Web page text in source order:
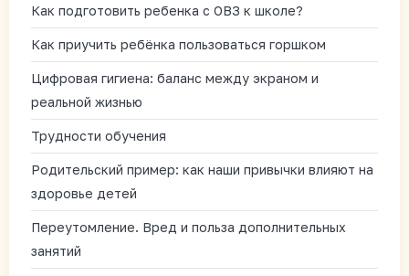
Как подготовить ребенка с ОВЗ к школе?
Как приучить ребёнка пользоваться горшком
Цифровая гигиена: баланс между экраном и
реальной жизнью
Трудности обучения
Родительский пример: как наши привычки влияют на
здоровье детей
Переутомление. Вред и польза дополнительных
занятий